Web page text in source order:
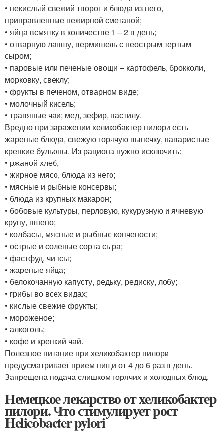
• некислый свежий творог и блюда из него,
приправленные нежирной сметаной;
• яйца всмятку в количестве 1 – 2 в день;
• отварную лапшу, вермишель с неострым тертым
сыром;
• паровые или печеные овощи – картофель, брокколи,
морковку, свеклу;
• фрукты в печеном, отварном виде;
• молочный кисель;
• травяные чаи; мед, зефир, пастилу.
Вредно при заражении хеликобактер пилори есть
жареные блюда, свежую горячую выпечку, наваристые
крепкие бульоны. Из рациона нужно исключить:
• ржаной хлеб;
• жирное мясо, блюда из него;
• мясные и рыбные консервы;
• блюда из крупных макарон;
• бобовые культуры, перловую, кукурузную и ячневую
крупу, пшено;
• колбасы, мясные и рыбные копчености;
• острые и соленые сорта сыра;
• фастфуд, чипсы;
• жареные яйца;
• белокочанную капусту, редьку, редиску, лобу;
• грибы во всех видах;
• кислые свежие фрукты;
• мороженое;
• алкоголь;
• кофе и крепкий чай.
Полезное питание при хеликобактер пилори
предусматривает прием пищи от 4 до 6 раз в день.
Запрещена подача слишком горячих и холодных блюд.
Немецкое лекарство от хеликобактер
пилори. Что стимулирует рост
Helicobacter pylori